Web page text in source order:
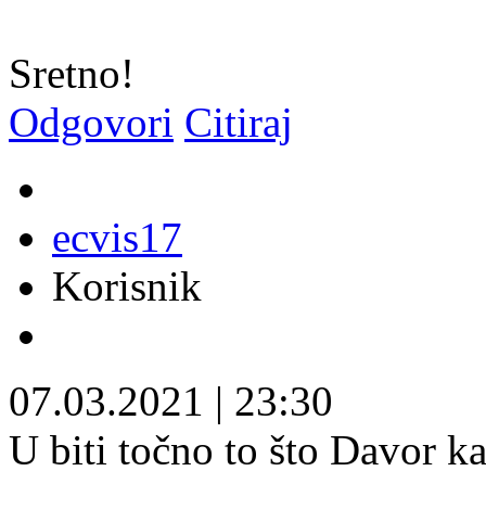
Sretno!
Odgovori Citiraj
ecvis17
Korisnik
07.03.2021 | 23:30
U biti točno to što Davor